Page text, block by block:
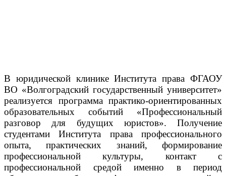
В юридической клинике Института права ФГАОУ
ВО «Волгоградский государственный университет»
реализуется программа практико-ориентированных
образовательных событий «Профессиональный
разговор для будущих юристов». Получение
студентами Института права профессионального
опыта, практических знаний, формирование
профессиональной культуры, контакт с
профессиональной средой именно в период